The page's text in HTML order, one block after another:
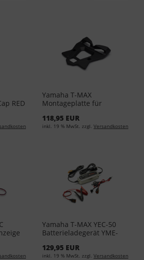
RED
Yamaha T-MAX
Montageplatte für
00-00
118,95 EUR
inkl. 19 % MwSt. zzgl. Versandkosten
Yamaha T-MAX YEC-50
Batterieladegerät YME-
129,95 EUR
inkl. 19 % MwSt. zzgl. Versandkosten